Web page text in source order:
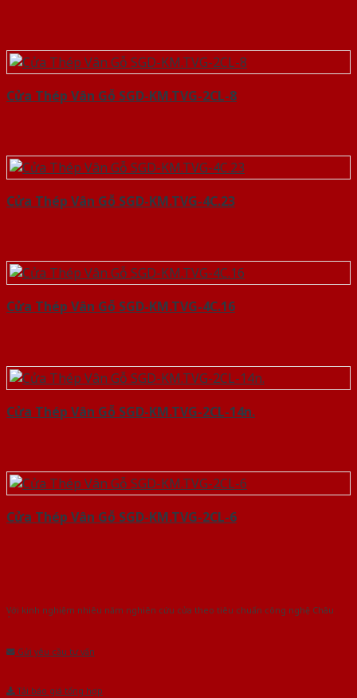
Cửa Thép Vân Gỗ SGD-KM.TVG-2CL-8
Cửa Thép Vân Gỗ SGD-KM.TVG-4C.23
Cửa Thép Vân Gỗ SGD-KM.TVG-4C.16
Cửa Thép Vân Gỗ SGD-KM.TVG-2CL-14n.
Cửa Thép Vân Gỗ SGD-KM.TVG-2CL-6
Với kinh nghiệm nhiêu năm nghiên cứu cửa theo tiêu chuẩn công nghệ Châu
Gửi yêu cầu tư vấn
Tải báo giá tổng hợp